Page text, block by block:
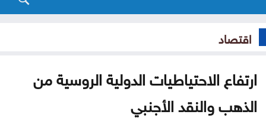
اقتصاد
ارتفاع الاحتياطيات الدولية الروسية من
الذهب والنقد الأجنبي